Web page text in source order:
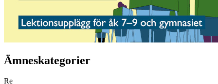
Ämneskategorier
Re